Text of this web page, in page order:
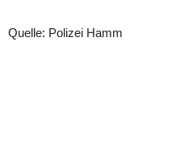
Quelle: Polizei Hamm